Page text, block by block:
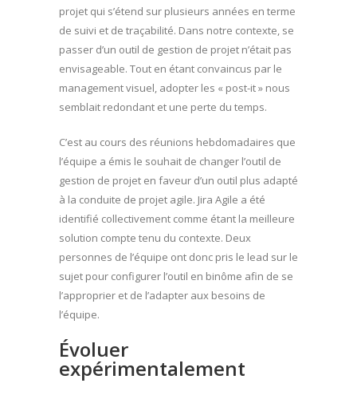
projet qui s’étend sur plusieurs années en terme
de suivi et de traçabilité. Dans notre contexte, se
passer d’un outil de gestion de projet n’était pas
envisageable. Tout en étant convaincus par le
management visuel, adopter les « post-it » nous
semblait redondant et une perte du temps.
C’est au cours des réunions hebdomadaires que
l’équipe a émis le souhait de changer l’outil de
gestion de projet en faveur d’un outil plus adapté
à la conduite de projet agile. Jira Agile a été
identifié collectivement comme étant la meilleure
solution compte tenu du contexte. Deux
personnes de l’équipe ont donc pris le lead sur le
sujet pour configurer l’outil en binôme afin de se
l’approprier et de l’adapter aux besoins de
l’équipe.
Évoluer
expérimentalement